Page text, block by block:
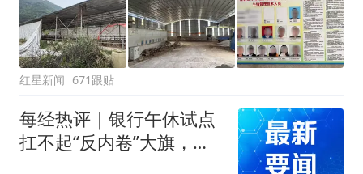
红星新闻 671跟贴
每经热评｜银行午休试点
扛不起“反内卷”大旗，被